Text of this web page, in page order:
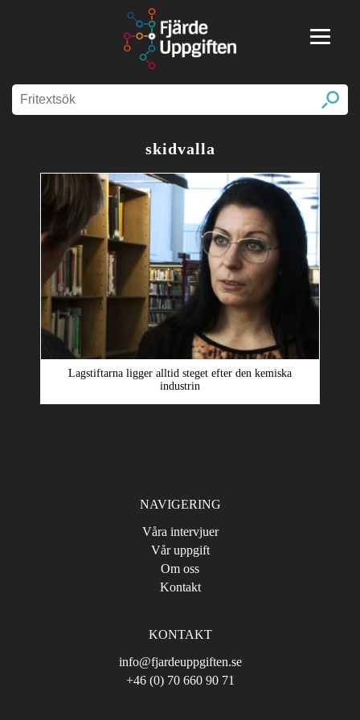
skidvalla
Lagstiftarna ligger alltid steget efter den kemiska
industrin
NAVIGERING
Våra intervjuer
Vår uppgift
Om oss
Kontakt
KONTAKT
info@fjardeuppgiften.se
+46 (0) 70 660 90 71